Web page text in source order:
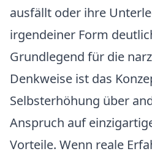
ausfällt oder ihre
irgendeiner Form
Grundlegend für die
Denkweise ist das
Selbsterhöhung über
Anspruch auf
Vorteile. Wenn reale